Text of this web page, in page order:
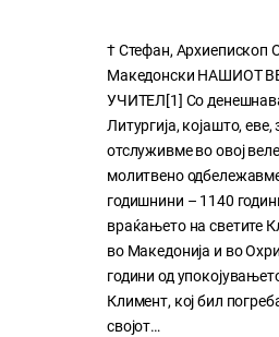
† Стефан, Архиепископ
Македонски НАШИОТ
УЧИТЕЛ[1] Со
Литургија, којашто, еве,
отслуживме во овој
молитвено
годишнини – 1140
враќањето на светите
во Македонија и во
години од
Климент, кој бил
својот…